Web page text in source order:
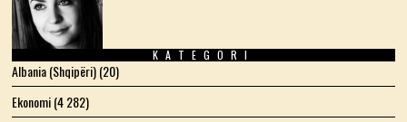
KATEGORI
Albania (Shqipëri)(20)
Ekonomi(4 282)